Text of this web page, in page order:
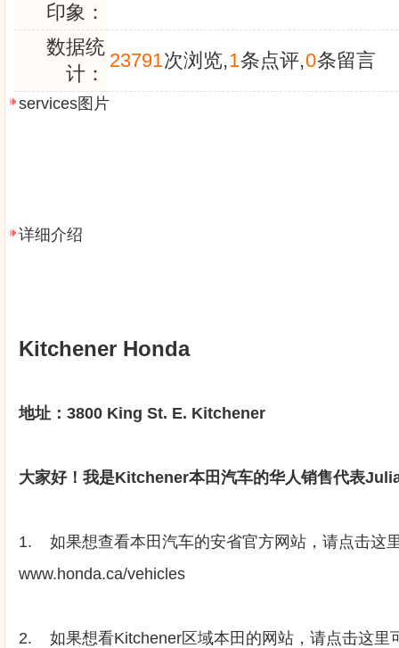
印象：
数据统
计：
23791次浏览,1条点评,0条留言
services图片
详细介绍
Kitchener Honda
地址：3800 King St. E. Kitchener
大家好！我是Kitchener本田汽车的华人销售代表
1. 如果想查看本田汽车的安省官方网站，请点击这
www.honda.ca/vehicles
2. 如果想看Kitchener区域本田的网站，请点击这里